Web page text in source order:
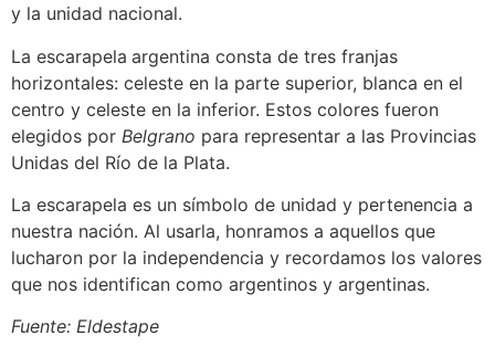
y la unidad nacional.
La escarapela argentina consta de tres franjas
horizontales: celeste en la parte superior, blanca en el
centro y celeste en la inferior. Estos colores fueron
elegidos por Belgrano para representar a las Provincias
Unidas del Río de la Plata.
La escarapela es un símbolo de unidad y pertenencia a
nuestra nación. Al usarla, honramos a aquellos que
lucharon por la independencia y recordamos los valores
que nos identifican como argentinos y argentinas.
Fuente: Eldestape